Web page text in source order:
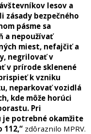
lesov a
zásady bezpečného
pásme sa
a nepoužívať
miest, nefajčiť a
negrilovať v
v prírode sklenené
k vzniku
neparkovať vozidlá
kde môže horúci
Pri
je potrebné okamžite
zdôraznilo MPRV.